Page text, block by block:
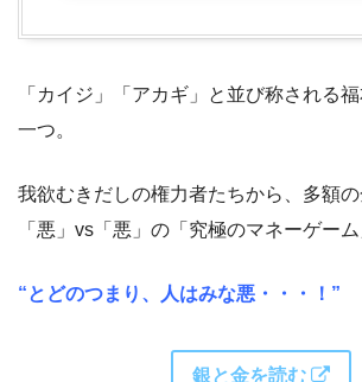
「カイジ」「アカギ」と並び称される
一つ。
我欲むきだしの権力者たちから、多額
「悪」vs「悪」の「究極のマネーゲーム
“とどのつまり、人はみな悪・・・！”
銀と金を読む